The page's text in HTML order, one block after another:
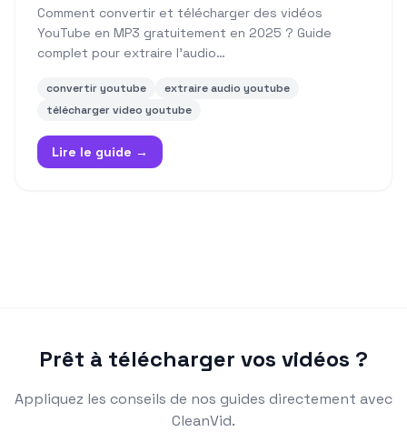
Comment convertir et télécharger des vidéos
YouTube en MP3 gratuitement en 2025 ? Guide
complet pour extraire l'audio…
convertir youtube
extraire audio youtube
télécharger video youtube
Lire le guide →
Prêt à télécharger vos vidéos ?
Appliquez les conseils de nos guides directement avec
CleanVid.